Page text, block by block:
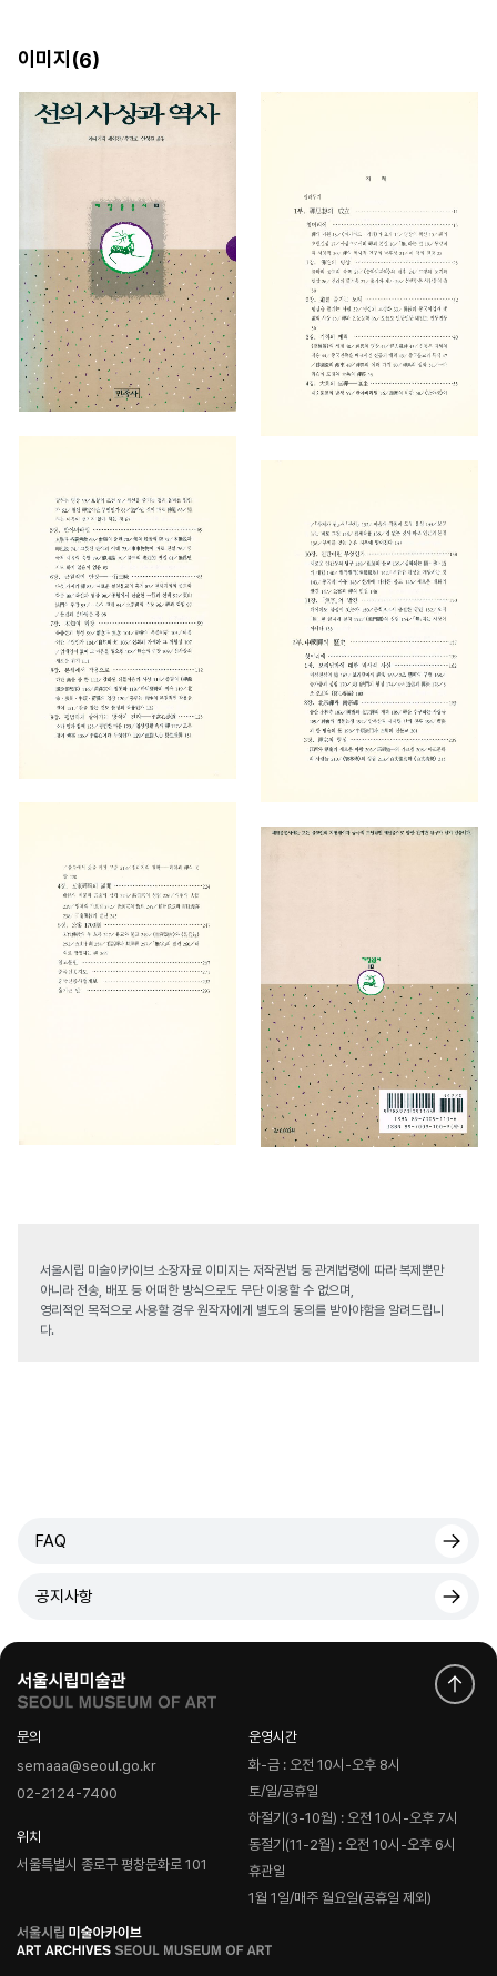
이미지(6)
서울시립 미술아카이브 소장자료 이미지는 저작권법 등 관계법령에 따라 복제뿐만
아니라 전송, 배포 등 어떠한 방식으로도 무단 이용할 수 없으며,
영리적인 목적으로 사용할 경우 원작자에게 별도의 동의를 받아야함을 알려드립니
다.
FAQ
공지사항
문의
semaaa@seoul.go.kr
02-2124-7400
위치
서울특별시 종로구 평창문화로 101
운영시간
화-금 : 오전 10시-오후 8시
토/일/공휴일
하절기(3-10월) : 오전 10시-오후 7시
동절기(11-2월) : 오전 10시-오후 6시
휴관일
1월 1일/매주 월요일(공휴일 제외)
로
고